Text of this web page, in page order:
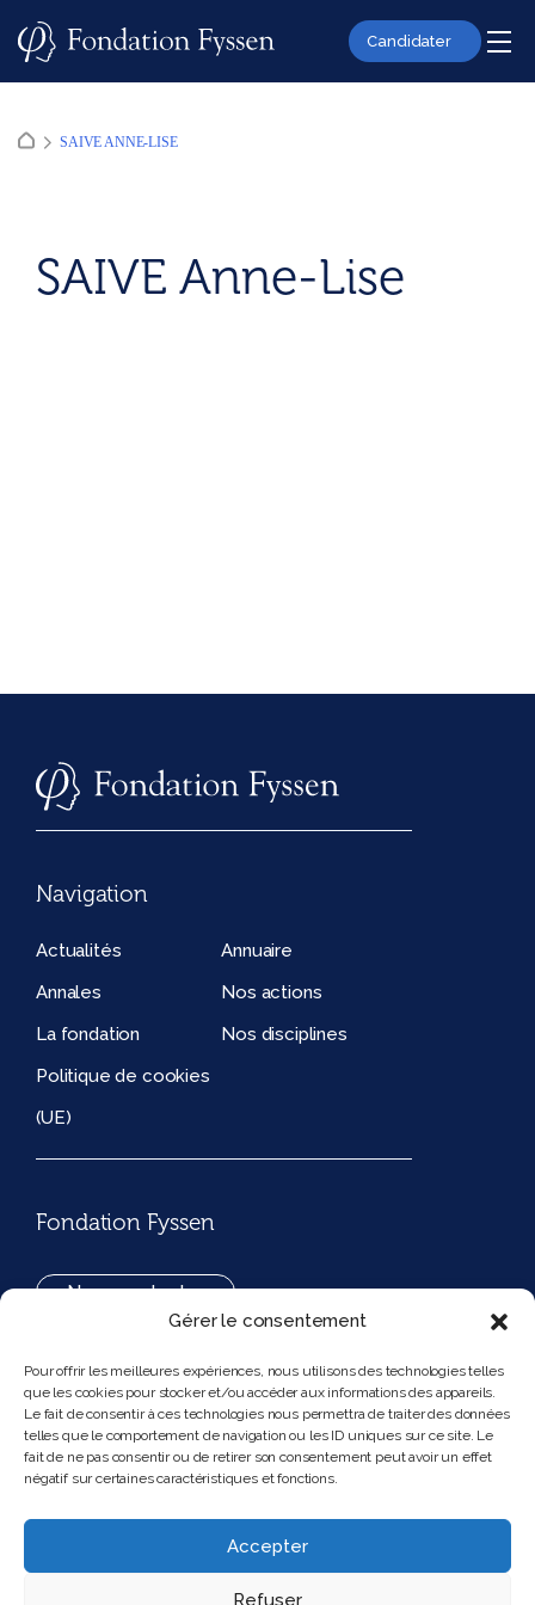
Gérer le consentement
Pour offrir les meilleures expériences, nous utilisons des technologies telles
que les cookies pour stocker et/ou accéder aux informations des appareils.
Le fait de consentir à ces technologies nous permettra de traiter des données
telles que le comportement de navigation ou les ID uniques sur ce site. Le
fait de ne pas consentir ou de retirer son consentement peut avoir un effet
négatif sur certaines caractéristiques et fonctions.
Accepter
Refuser
Candidater
SAIVE ANNE-LISE
SAIVE Anne-Lise
Navigation
Actualités
Annuaire
Annales
Nos actions
La fondation
Nos disciplines
Politique de cookies
(UE)
Fondation Fyssen
Nous contacter
194, rue de Rivoli 75001 Paris France
Nous suivre